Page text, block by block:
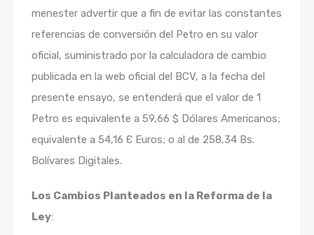
menester advertir que a fin de evitar las constantes
referencias de conversión del Petro en su valor
oficial, suministrado por la calculadora de cambio
publicada en la web oficial del BCV, a la fecha del
presente ensayo, se entenderá que el valor de 1
Petro es equivalente a 59,66 $ Dólares Americanos;
equivalente a 54,16 Є Euros; o al de 258,34 Bs.
Bolívares Digitales.
Los Cambios Planteados en la Reforma de la
Ley: